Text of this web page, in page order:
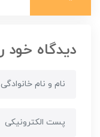
دیدگاه خود